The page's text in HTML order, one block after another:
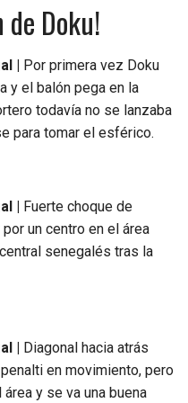
de Doku!
|
Por primera vez Doku
y el balón pega en la
todavía no se lanzaba
para tomar el esférico.
|
Fuerte choque de
un centro en el área
senegalés tras la
|
Diagonal hacia atrás
en movimiento, pero
y se va una buena